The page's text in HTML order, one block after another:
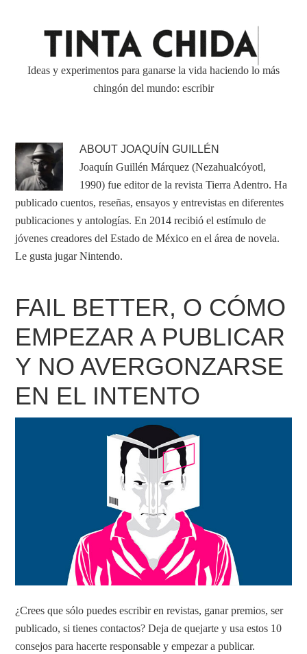
Ideas y experimentos para ganarse la vida haciendo lo más
chingón del mundo: escribir
ABOUTJOAQUÍN GUILLÉN
Joaquín Guillén Márquez (Nezahualcóyotl,
1990) fue editor de la revista Tierra Adentro. Ha
publicado cuentos, reseñas, ensayos y entrevistas en diferentes
publicaciones y antologías. En 2014 recibió el estímulo de
jóvenes creadores del Estado de México en el área de novela.
Le gusta jugar Nintendo.
FAIL BETTER, O CÓMO
EMPEZAR A PUBLICAR
Y NO AVERGONZARSE
EN EL INTENTO
¿Crees que sólo puedes escribir en revistas, ganar premios, ser
publicado, si tienes contactos? Deja de quejarte y usa estos 10
consejos para hacerte responsable y empezar a publicar.